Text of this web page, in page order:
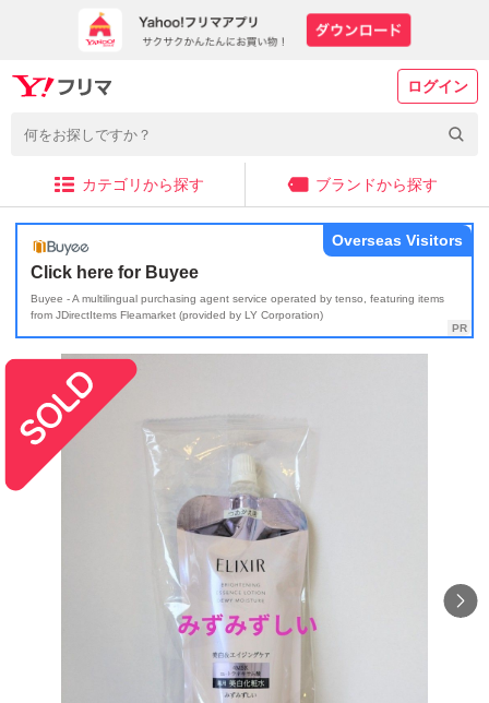
ログイン
カテゴリから探す ブランドから探す
Click here for Buyee
Buyee - A multilingual purchasing agent service operated by tenso, featuring items
from JDirectItems Fleamarket (provided by LY Corporation)
Overseas Visitors